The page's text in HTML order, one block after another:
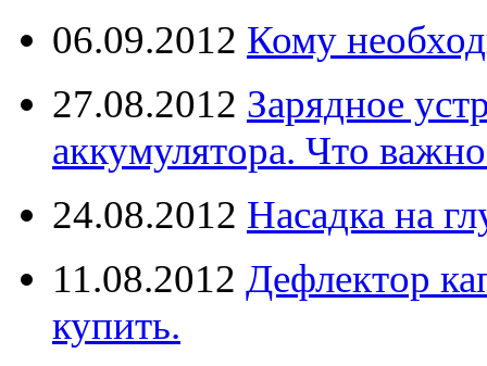
06.09.2012 Кому
27.08.2012 Зарядное
аккумулятора. Что
24.08.2012 Насадка на
11.08.2012 Дефлектор
купить.